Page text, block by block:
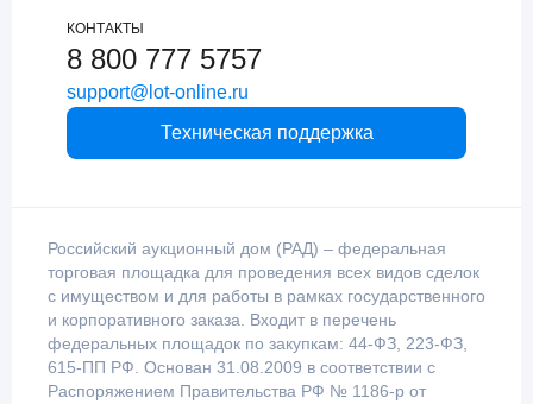
КОНТАКТЫ
8 800 777 5757
support@lot-online.ru
Техническая поддержка
Российский аукционный дом (РАД) – федеральная
торговая площадка для проведения всех видов сделок
с имуществом и для работы в рамках государственного
и корпоративного заказа. Входит в перечень
федеральных площадок по закупкам: 44-ФЗ, 223-ФЗ,
615-ПП РФ. Основан 31.08.2009 в соответствии с
Распоряжением Правительства РФ № 1186-р от